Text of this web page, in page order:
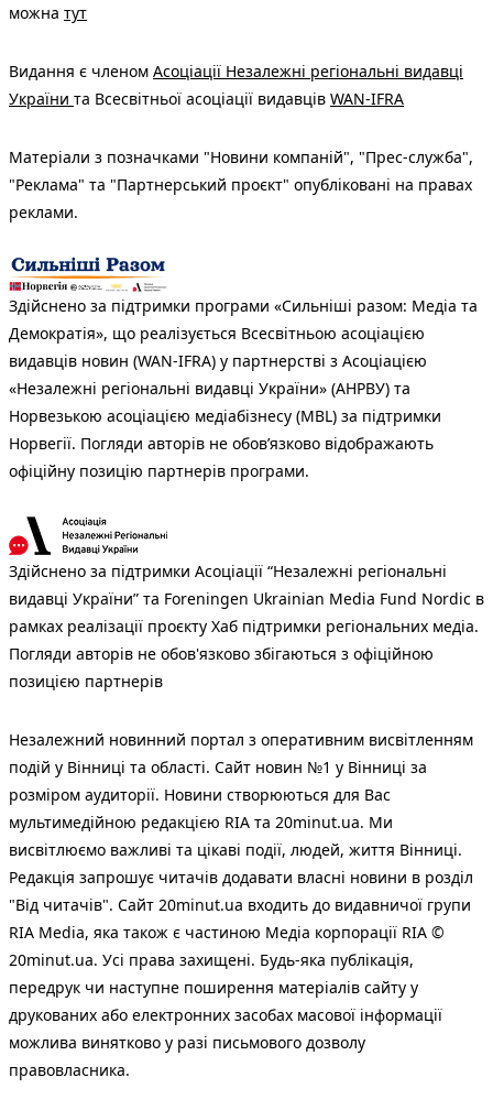
можна тут
Видання є членом Асоціації Незалежні регіональні видавці
України та Всесвітньої асоціації видавців WAN-IFRA
Матеріали з позначками "Новини компаній", "Прес-служба",
"Реклама" та "Партнерський проєкт" опубліковані на правах
реклами.
Здійснено за підтримки програми «Сильніші разом: Медіа та
Демократія», що реалізується Всесвітньою асоціацією
видавців новин (WAN-IFRA) у партнерстві з Асоціацією
«Незалежні регіональні видавці України» (АНРВУ) та
Норвезькою асоціацією медіабізнесу (MBL) за підтримки
Норвегії. Погляди авторів не обов’язково відображають
офіційну позицію партнерів програми.
Здійснено за підтримки Асоціації “Незалежні регіональні
видавці України” та Foreningen Ukrainian Media Fund Nordic в
рамках реалізації проєкту Хаб підтримки регіональних медіа.
Погляди авторів не обов'язково збігаються з офіційною
позицією партнерів
Незалежний новинний портал з оперативним висвітленням
подій у Вінниці та області. Сайт новин №1 у Вінниці за
розміром аудиторії. Новини створюються для Вас
мультимедійною редакцією RIA та 20minut.ua. Ми
висвітлюємо важливі та цікаві події, людей, життя Вінниці.
Редакція запрошує читачів додавати власні новини в розділ
"Від читачів". Сайт 20minut.ua входить до видавничої групи
RIA Media, яка також є частиною Медіа корпорації RIA ©
20minut.ua. Усі права захищені. Будь-яка публiкацiя,
передрук чи наступне поширення матеріалів сайту у
друкованих або електронних засобах масової інформації
можлива винятково у разі письмового дозволу
правовласника.